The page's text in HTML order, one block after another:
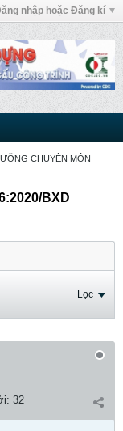
nhập hoặc Đăng kí
CHUYÊN MÔN
BXD
Lọc
32